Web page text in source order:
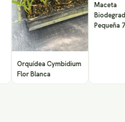
Orquídea Cymbidium
Flor Blanca
Maceta
Biodegradable
Pequeña 7X8 Cm